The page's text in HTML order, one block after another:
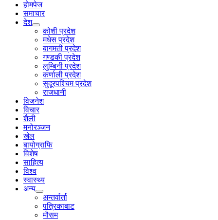
होमपेज
समाचार
देश
कोशी प्रदेश
मधेस प्रदेश
बागमती प्रदेश
गण्डकी प्रदेश
लुम्बिनी प्रदेश
कर्णाली प्रदेश
सुदूरपश्चिम प्रदेश
राजधानी
विजनेश
विचार
शैली
मनोरञ्जन
खेल
बायोग्राफि
विशेष
साहित्य
विश्व
स्वास्थ्य
अन्य
अन्तर्वार्ता
पत्रिकाबाट
मौसम